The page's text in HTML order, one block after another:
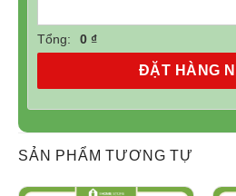
Tổng: 0 ₫
ĐẶT HÀNG
SẢN PHẨM TƯƠNG TỰ